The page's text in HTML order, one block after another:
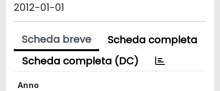
2012-01-01
Scheda breve
Scheda completa
Scheda completa (DC)
Anno